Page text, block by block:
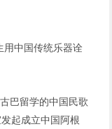
用中国传统乐器诠
巴留学的中国民歌
起成立中国阿根